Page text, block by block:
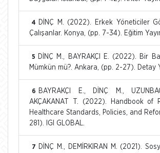
4
DİNÇ M. (2022). Erkek Yöneticiler
Çalışanlar. Konya, (pp. 7-34). Eğitim
5
DİNÇ M., BAYRAKÇI E. (2022). Bir
Mümkün mü?. Ankara, (pp. 2-27). Detay
6
BAYRAKÇI E., DİNÇ M.,
AKÇAKANAT T. (2022). Handbook of
Healthcare Standards, Policies, and
281). IGI GLOBAL.
7
DİNÇ M., DEMİRKIRAN M. (2021).